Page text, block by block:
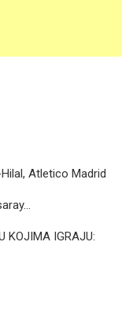
Atletico Madrid
KOJIMA IGRAJU: